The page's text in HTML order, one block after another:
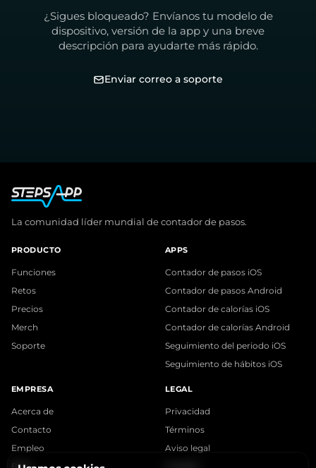
¿Sigues bloqueado? Envíanos tu modelo de
dispositivo, versión de la app y una breve
descripción para ayudarte más rápido.
Enviar correo a soporte
La comunidad líder mundial de contador de pasos.
PRODUCTO
Funciones
Retos
Precios
Merch
Soporte
APPS
Contador de pasos iOS
Contador de pasos Android
Contador de calorías iOS
Contador de calorías Android
Seguimiento del periodo iOS
Seguimiento de hábitos iOS
EMPRESA
Acerca de
Contacto
Empleo
LEGAL
Privacidad
Términos
Aviso legal